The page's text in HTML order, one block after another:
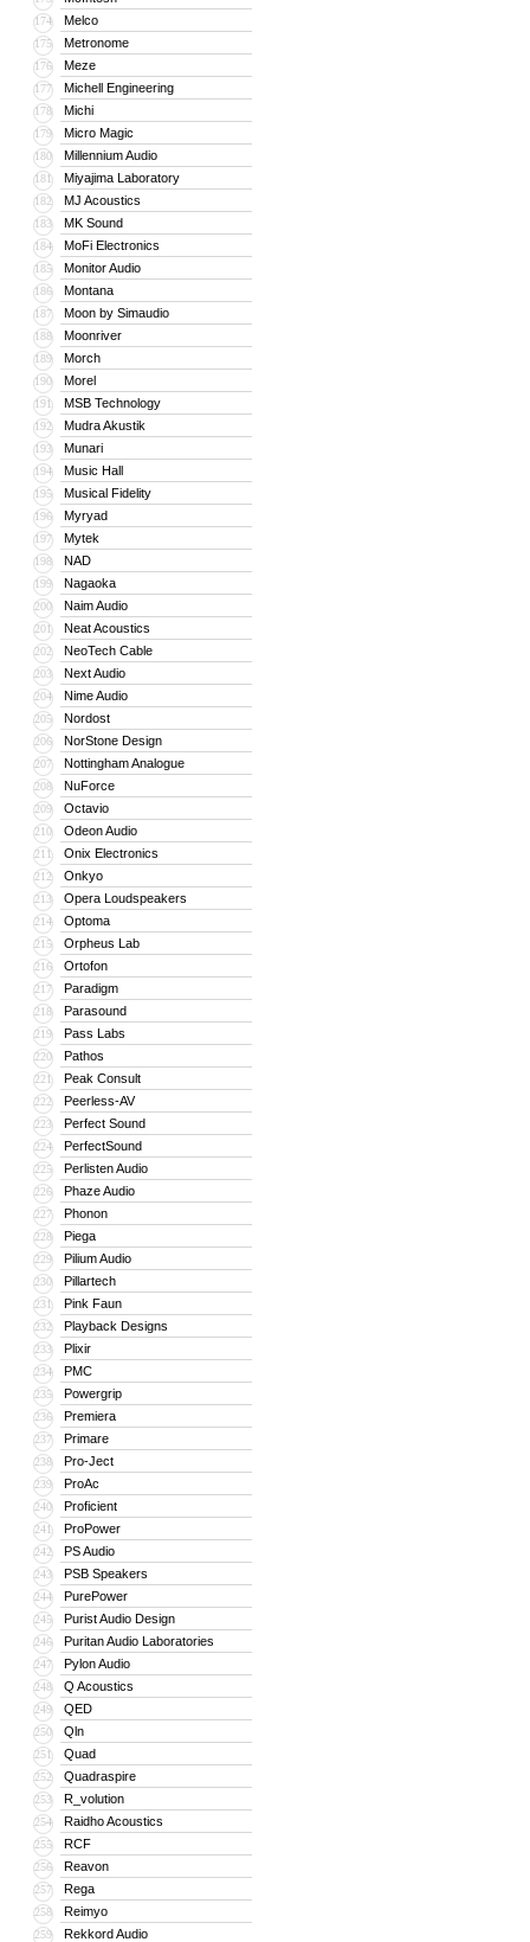
174 Melco
175 Metronome
176 Meze
177 Michell Engineering
178 Michi
179 Micro Magic
180 Millennium Audio
181 Miyajima Laboratory
182 MJ Acoustics
183 MK Sound
184 MoFi Electronics
185 Monitor Audio
186 Montana
187 Moon by Simaudio
188 Moonriver
189 Morch
190 Morel
191 MSB Technology
192 Mudra Akustik
193 Munari
194 Music Hall
195 Musical Fidelity
196 Myryad
197 Mytek
198 NAD
199 Nagaoka
200 Naim Audio
201 Neat Acoustics
202 NeoTech Cable
203 Next Audio
204 Nime Audio
205 Nordost
206 NorStone Design
207 Nottingham Analogue
208 NuForce
209 Octavio
210 Odeon Audio
211 Onix Electronics
212 Onkyo
213 Opera Loudspeakers
214 Optoma
215 Orpheus Lab
216 Ortofon
217 Paradigm
218 Parasound
219 Pass Labs
220 Pathos
221 Peak Consult
222 Peerless-AV
223 Perfect Sound
224 PerfectSound
225 Perlisten Audio
226 Phaze Audio
227 Phonon
228 Piega
229 Pilium Audio
230 Pillartech
231 Pink Faun
232 Playback Designs
233 Plixir
234 PMC
235 Powergrip
236 Premiera
237 Primare
238 Pro-Ject
239 ProAc
240 Proficient
241 ProPower
242 PS Audio
243 PSB Speakers
244 PurePower
245 Purist Audio Design
246 Puritan Audio Laboratories
247 Pylon Audio
248 Q Acoustics
249 QED
250 Qln
251 Quad
252 Quadraspire
253 R_volution
254 Raidho Acoustics
255 RCF
256 Reavon
257 Rega
258 Reimyo
259 Rekkord Audio